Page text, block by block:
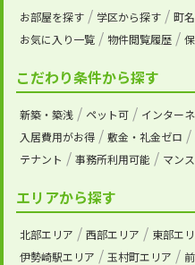
お部屋を探す 学区から探す 町
お気に入り一覧
物件閲覧履歴
こだわり条件から探す
新築・築浅 ペット可 インター
入居費用がお得
敷金・礼金ゼロ
テナント
事務所利用可能 マン
エリアから探す
北部エリア 西部エリア 東部エ
伊勢崎駅エリア
玉村町エリア